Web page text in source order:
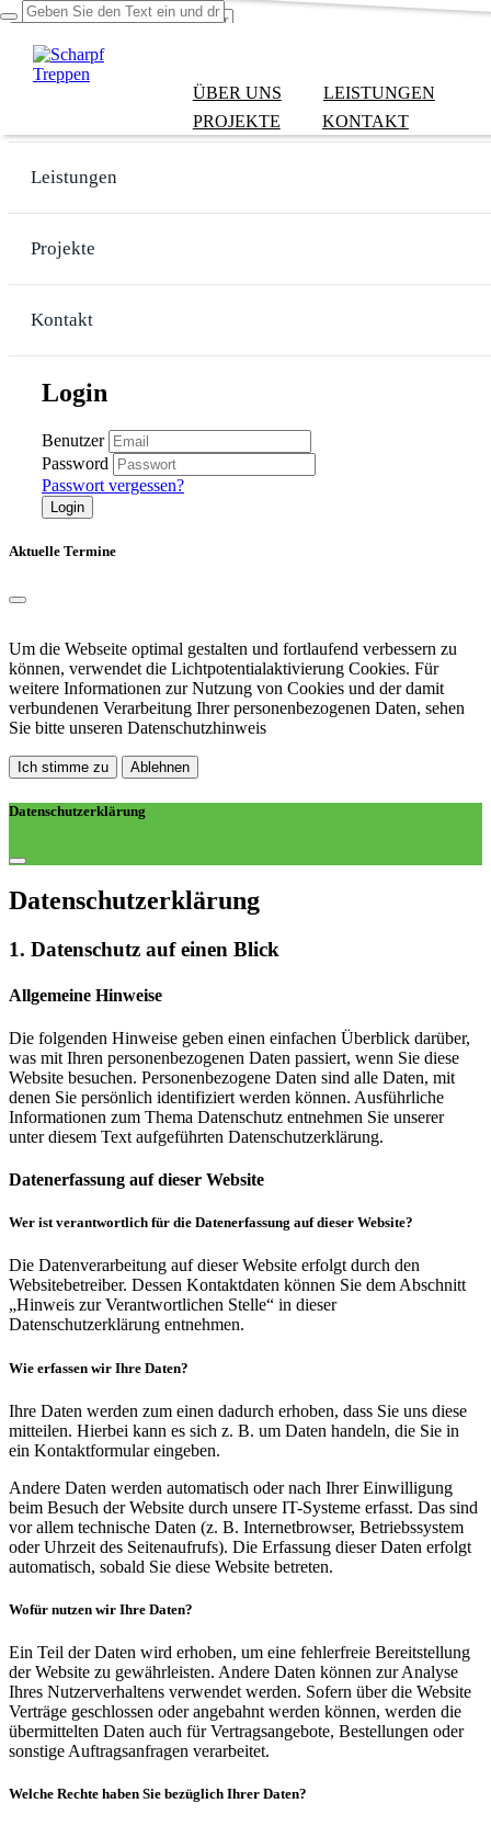
ÜBER UNS
LEISTUNGEN
PROJEKTE
KONTAKT
Leistungen
Projekte
Kontakt
Login
Benutzer
Password
Passwort vergessen?
Login
Aktuelle Termine
Um die Webseite optimal gestalten und fortlaufend verbessern zu
können, verwendet die Lichtpotentialaktivierung Cookies. Für
weitere Informationen zur Nutzung von Cookies und der damit
verbundenen Verarbeitung Ihrer personenbezogenen Daten, sehen
Sie bitte unseren Datenschutzhinweis
Ich stimme zu Ablehnen
Datenschutzerklärung
Datenschutz­erklärung
1. Datenschutz auf einen Blick
Allgemeine Hinweise
Die folgenden Hinweise geben einen einfachen Überblick darüber,
was mit Ihren personenbezogenen Daten passiert, wenn Sie diese
Website besuchen. Personenbezogene Daten sind alle Daten, mit
denen Sie persönlich identifiziert werden können. Ausführliche
Informationen zum Thema Datenschutz entnehmen Sie unserer
unter diesem Text aufgeführten Datenschutzerklärung.
Datenerfassung auf dieser Website
Wer ist verantwortlich für die Datenerfassung auf dieser Website?
Die Datenverarbeitung auf dieser Website erfolgt durch den
Websitebetreiber. Dessen Kontaktdaten können Sie dem Abschnitt
„Hinweis zur Verantwortlichen Stelle“ in dieser
Datenschutzerklärung entnehmen.
Wie erfassen wir Ihre Daten?
Ihre Daten werden zum einen dadurch erhoben, dass Sie uns diese
mitteilen. Hierbei kann es sich z. B. um Daten handeln, die Sie in
ein Kontaktformular eingeben.
Andere Daten werden automatisch oder nach Ihrer Einwilligung
beim Besuch der Website durch unsere IT-Systeme erfasst. Das sind
vor allem technische Daten (z. B. Internetbrowser, Betriebssystem
oder Uhrzeit des Seitenaufrufs). Die Erfassung dieser Daten erfolgt
automatisch, sobald Sie diese Website betreten.
Wofür nutzen wir Ihre Daten?
Ein Teil der Daten wird erhoben, um eine fehlerfreie Bereitstellung
der Website zu gewährleisten. Andere Daten können zur Analyse
Ihres Nutzerverhaltens verwendet werden. Sofern über die Website
Verträge geschlossen oder angebahnt werden können, werden die
übermittelten Daten auch für Vertragsangebote, Bestellungen oder
sonstige Auftragsanfragen verarbeitet.
Welche Rechte haben Sie bezüglich Ihrer Daten?